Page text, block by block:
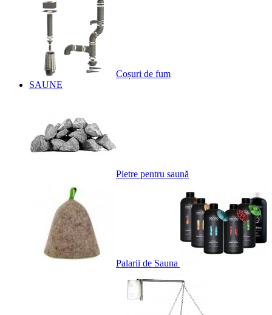
Coșuri de fum
SAUNE
Pietre pentru saună
Palarii de Sauna